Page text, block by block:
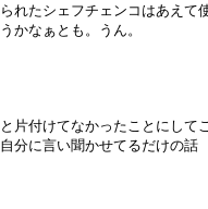
れたシェフチェンコはあえて
かなぁとも。うん。
片付けてなかったことにして
分に言い聞かせてるだけの話